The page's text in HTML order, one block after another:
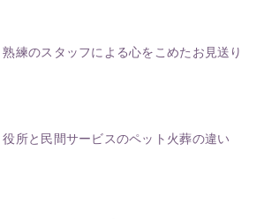
熟練のスタッフによる心をこめたお見送り
役所と民間サービスのペット火葬の違い